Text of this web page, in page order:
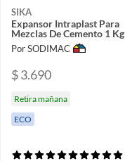
SIKA
Expansor Intraplast Para
Mezclas De Cemento 1 Kg
Por SODIMAC
$ 3.690
Retira mañana
ECO